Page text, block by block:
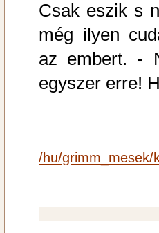
Csak eszik s
még ilyen
az embert. -
egyszer erre!
/hu/grimm_mesek/